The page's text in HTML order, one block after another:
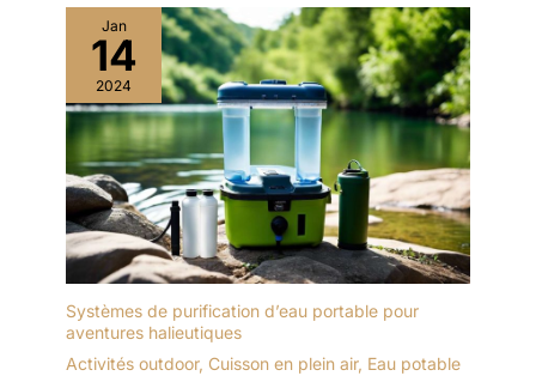
Jan
14
2024
Systèmes de purification d’eau portable pour
aventures halieutiques
Activités outdoor, Cuisson en plein air, Eau potable